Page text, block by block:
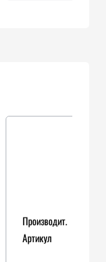
Производит.
Артикул